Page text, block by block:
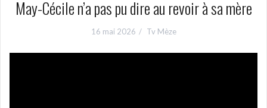
May-Cécile n’a pas pu dire au revoir à sa mère
16 mai 2026 Tv Mèze